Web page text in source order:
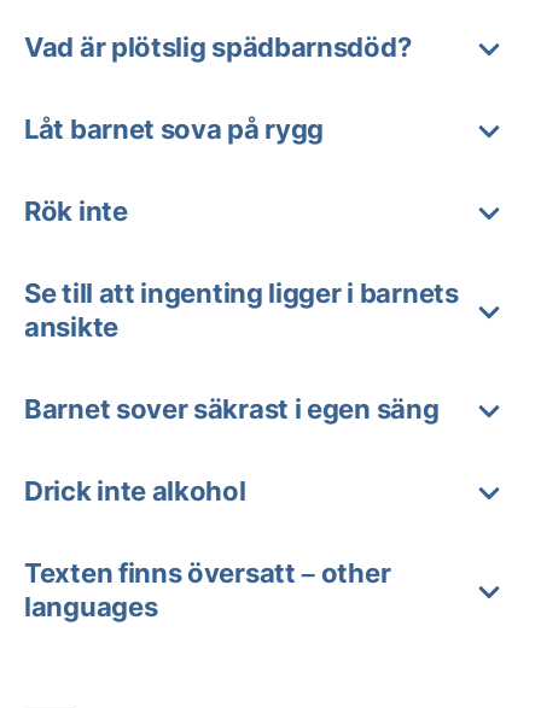
Vad är plötslig spädbarnsdöd?
Låt barnet sova på rygg
Rök inte
Se till att ingenting ligger i barnets
ansikte
Barnet sover säkrast i egen säng
Drick inte alkohol
Texten finns översatt – other
languages